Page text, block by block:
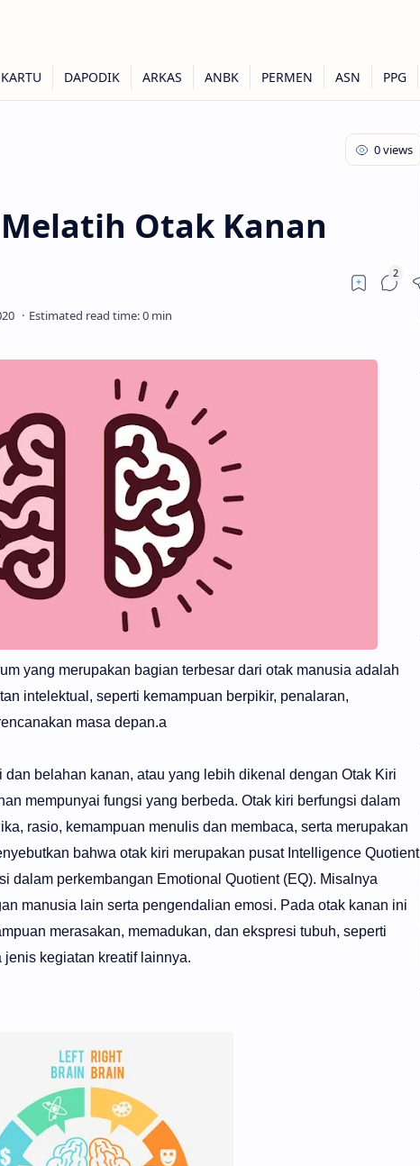
Otak Kanan
yang merupakan bagian terbesar dari otak manusia adalah
intelektual, seperti kemampuan berpikir, penalaran,
masa depan.a
belahan kanan, atau yang lebih dikenal dengan Otak Kiri
mempunyai fungsi yang berbeda. Otak kiri berfungsi dalam
rasio, kemampuan menulis dan membaca, serta merupakan
bahwa otak kiri merupakan pusat Intelligence Quotient
dalam perkembangan Emotional Quotient (EQ). Misalnya
manusia lain serta pengendalian emosi. Pada otak kanan ini
merasakan, memadukan, dan ekspresi tubuh, seperti
kegiatan kreatif lainnya.